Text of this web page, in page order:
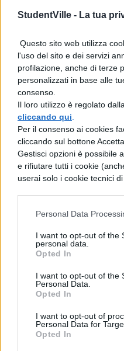
StudentVille - La tua
Questo sito web utilizza
l'uso del sito e dei servizi
profilazione, anche di terze
personalizzati in base alle
consenso.
Il loro utilizzo è regolato
cliccando qui
Per il consenso ai cookies
cliccando sul bottone
Gestisci opzioni è possibile
e rifiutare tutti i cookie
userai solo i cookie tecnici di
Personal Data
I want to opt-out of the
personal data.
Opted In
I want to opt-out of the
Personal Data.
Opted In
I want to opt-out of
Personal Data for
Opted In
dramma in
storia del
conoscenza e
“I dolori del
questo
enorme
nel 1774 ed è
romanzi del
la storia di un
Werther, e del
Lotte, che lo
al suicidio.
“Le affinità
pubblicato nel
dinamiche
attraverso la
“Gli anni di
Wilhelm
formazione
Wilhelm